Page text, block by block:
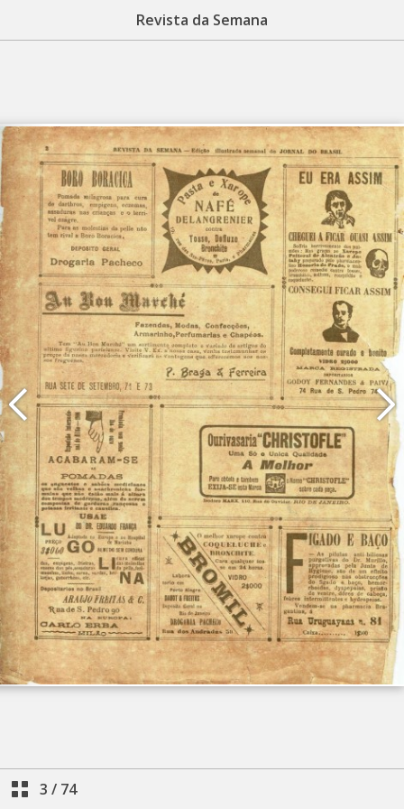
Revista da Semana
3 / 74